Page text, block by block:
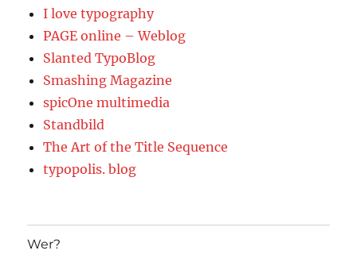
I love typography
PAGE online – Weblog
Slanted TypoBlog
Smashing Magazine
spicOne multimedia
Standbild
The Art of the Title Sequence
typopolis. blog
Wer?